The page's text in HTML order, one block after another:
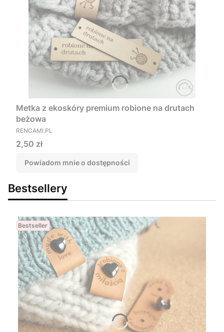
Metka z ekoskóry premium robione na drutach
beżowa
PRODUCENT
RENCAMI.PL
Cena
2,50 zł
Powiadom mnie o dostępności
Bestsellery
Bestseller